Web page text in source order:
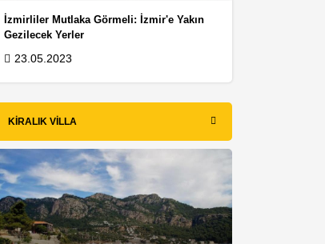
İzmirliler Mutlaka Görmeli: İzmir'e Yakın
Gezilecek Yerler
23.05.2023
KIRALIK VILLA